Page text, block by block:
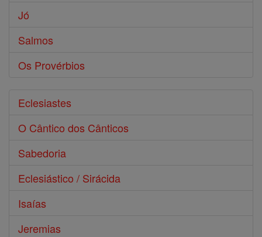
Jó
Salmos
Os Provérbios
Eclesiastes
O Cântico dos Cânticos
Sabedoria
Eclesiástico / Sirácida
Isaías
Jeremias